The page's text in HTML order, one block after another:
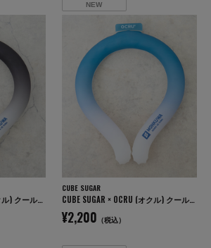
CUBE SUGAR × OCRU (オクル) クールリング
NEW
CUBE SUGAR
CUBE SUGAR × OCRU (オクル) クールリング
¥2,200 （税込）